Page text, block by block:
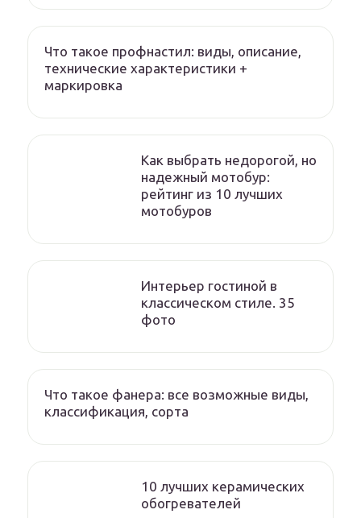
Что такое профнастил: виды, описание,
технические характеристики +
маркировка
Как выбрать недорогой, но
надежный мотобур:
рейтинг из 10 лучших
мотобуров
Интерьер гостиной в
классическом стиле. 35
фото
Что такое фанера: все возможные виды,
классификация, сорта
10 лучших керамических
обогревателей